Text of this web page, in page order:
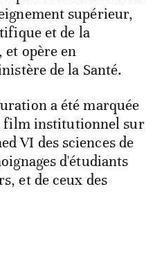
supérieur,
et de la
et opère en
de la Santé.
a été marquée
film institutionnel sur
VI des sciences de
d'étudiants
et de ceux des